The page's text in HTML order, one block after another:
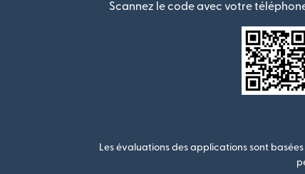
Scannez le code avec votre
Les évaluations des applications sont